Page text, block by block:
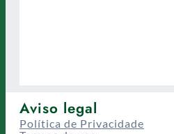
Aviso legal
Política de Privacidade